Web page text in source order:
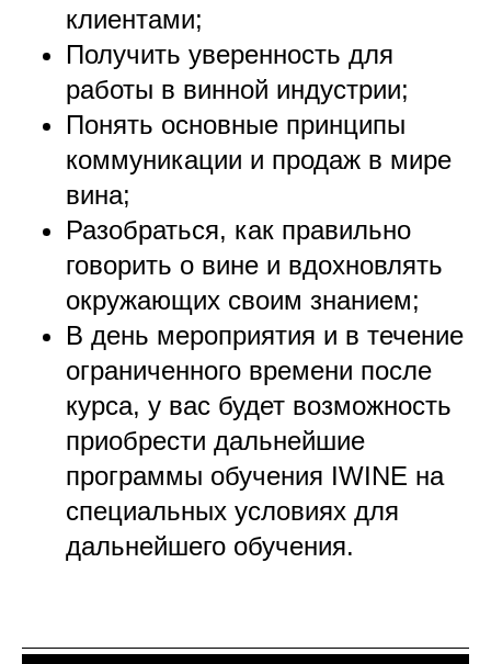
клиентами;
Получить уверенность для
работы в винной индустрии;
Понять основные принципы
коммуникации и продаж в мире
вина;
Разобраться, как правильно
говорить о вине и вдохновлять
окружающих своим знанием;
В день мероприятия и в течение
ограниченного времени после
курса, у вас будет возможность
приобрести дальнейшие
программы обучения IWINE на
специальных условиях для
дальнейшего обучения.